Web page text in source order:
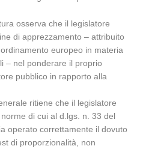
osserva che il legislatore
di apprezzamento – attribuito
europeo in materia
– nel ponderare il proprio
pubblico in rapporto alla
ritiene che il legislatore
di cui al d.lgs. n. 33 del
operato correttamente il dovuto
di proporzionalità, non